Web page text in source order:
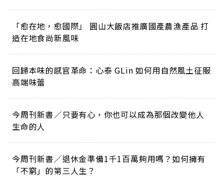
「愈在地，愈國際」 圓山大飯店推廣國產農漁產品 打
造在地食尚新風味
回歸本味的感官革命：心泰 GLin 如何用自然風土征服
高端味蕾
今周刊新書／只要有心，你也可以成為那個改變他人
生命的人
今周刊新書／退休金準備1千1百萬夠用嗎？如何擁有
「不窮」的第三人生？